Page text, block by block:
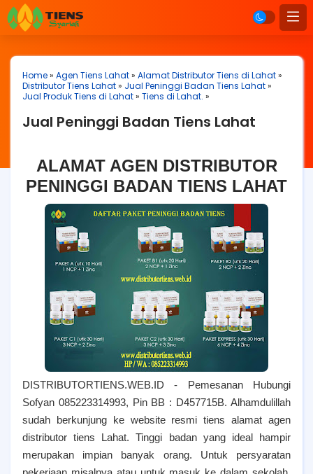
Home» Agen Tiens Lahat» Alamat Distributor Tiens di Lahat»
Distributor Tiens Lahat» Jual Peninggi Badan Tiens Lahat»
Jual Produk Tiens di Lahat» Tiens di Lahat. »
Jual Peninggi Badan Tiens Lahat
ALAMAT AGEN DISTRIBUTOR
PENINGGI BADAN TIENS LAHAT
DISTRIBUTORTIENS.WEB.ID - Pemesanan Hubungi
Sofyan 085223314993, Pin BB : D457715B. Alhamdulillah
sudah berkunjung ke website resmi tiens alamat agen
distributor tiens Lahat. Tinggi badan yang ideal hampir
merupakan impian banyak orang. Untuk persyaratan